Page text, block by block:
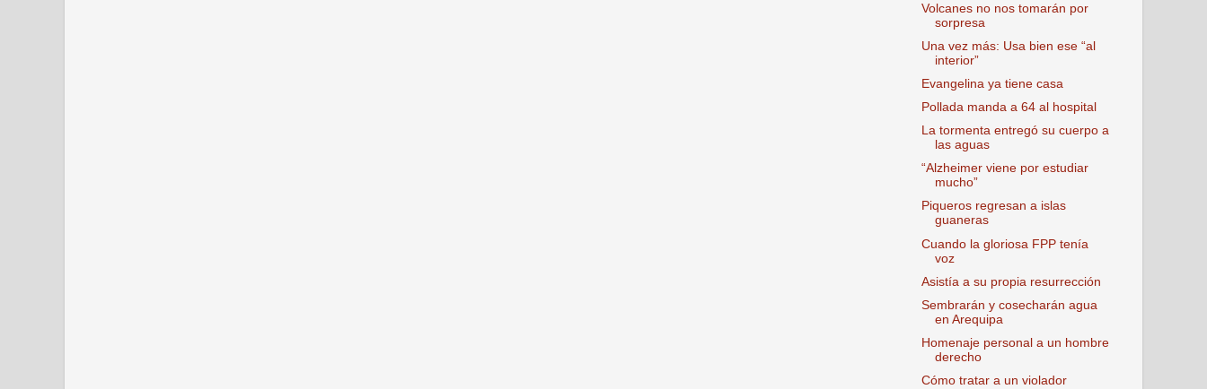
Volcanes no nos tomarán por
sorpresa
Una vez más: Usa bien ese “al
interior”
Evangelina ya tiene casa
Pollada manda a 64 al hospital
La tormenta entregó su cuerpo a
las aguas
“Alzheimer viene por estudiar
mucho”
Piqueros regresan a islas
guaneras
Cuando la gloriosa FPP tenía
voz
Asistía a su propia resurrección
Sembrarán y cosecharán agua
en Arequipa
Homenaje personal a un hombre
derecho
Cómo tratar a un violador